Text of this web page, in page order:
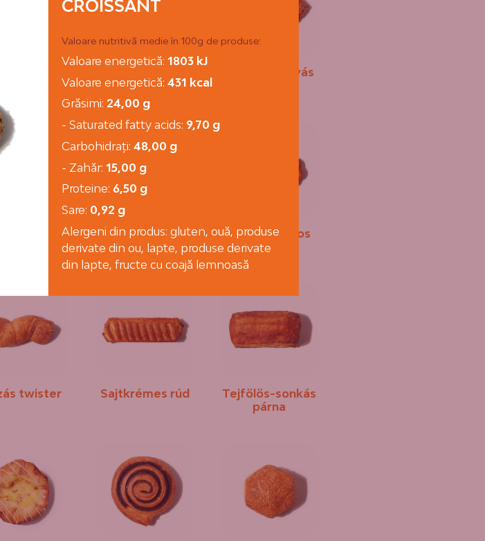
Jalapeno-
kukoricás rúd
Magvas-szilvás
párna
Meggyes-túrós
kocka
Mézes-mákos
fonott
twister Sajtkrémes rúd
Tejfölös-sonkás
párna
CROISSANT
Valoare nutritivă medie în 100g de produse:
Valoare energetică:1803 kJ
Valoare energetică:431 kcal
Grăsimi: 24,00 g
- Saturated fatty acids: 9,70 g
Carbohidraţi:48,00 g
- Zahăr:15,00 g
Proteine: 6,50 g
Sare: 0,92 g
Alergeni din produs: gluten, ouă, produse
derivate din ou, lapte, produse derivate
din lapte, fructe cu coajă lemnoasă